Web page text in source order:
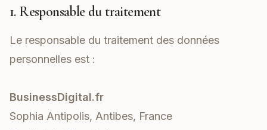
1. Responsable du traitement
Le responsable du traitement des données
personnelles est :
BusinessDigital.fr
Sophia Antipolis, Antibes, France